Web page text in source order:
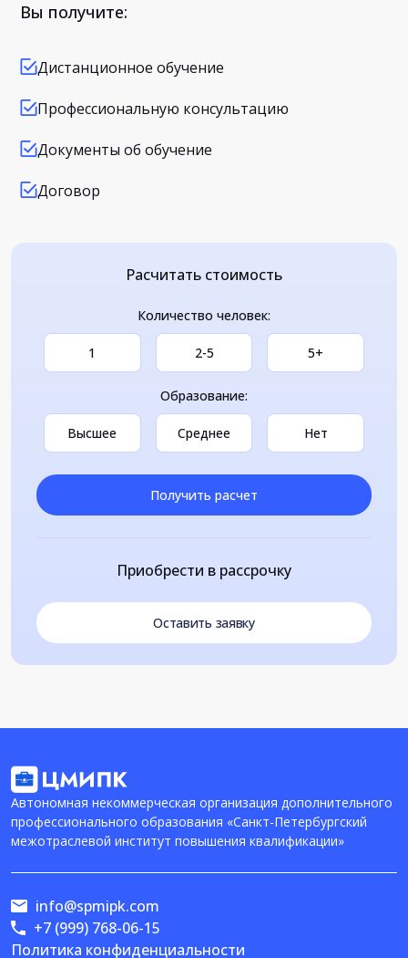
Вы получите:
Дистанционное обучение
Профессиональную консультацию
Документы об обучение
Договор
Расчитать стоимость
Количество человек:
1 2-5 5+
Образование:
Высшее Среднее Нет
Получить расчет
Приобрести в рассрочку
Оставить заявку
Автономная некоммерческая организация дополнительного
профессионального образования «Санкт-Петербургский
межотраслевой институт повышения квалификации»
Политика конфиденциальности
info@spmipk.com
+7 (999) 768-06-15